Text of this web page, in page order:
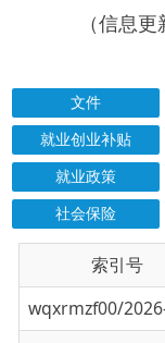
就业创业补贴
就业政策
社会保险
索引号